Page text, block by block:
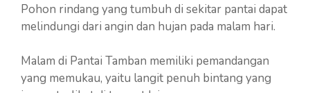
Pohon rindang yang tumbuh di sekitar pantai dapat
melindungi dari angin dan hujan pada malam hari.
Malam di Pantai Tamban memiliki pemandangan
yang memukau, yaitu langit penuh bintang yang